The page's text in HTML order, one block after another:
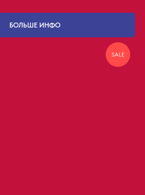
БОЛЬШЕ ИНФО
SALE